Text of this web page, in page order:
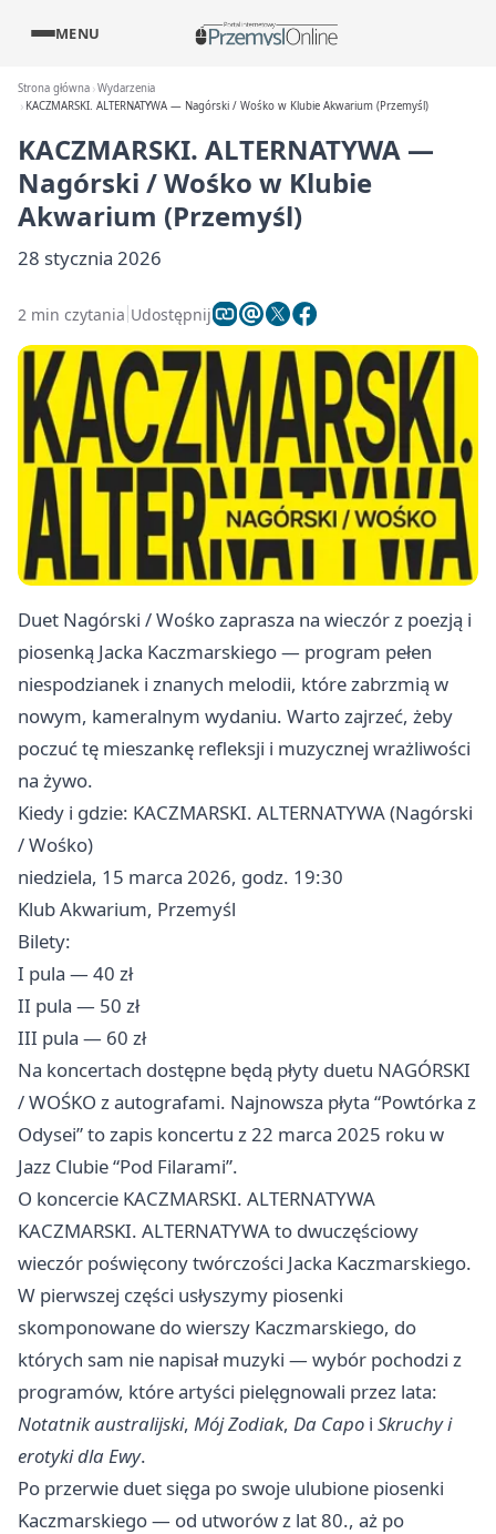
MENU
Strona główna Wydarzenia
KACZMARSKI. ALTERNATYWA — Nagórski / Wośko w Klubie Akwarium (Przemyśl)
KACZMARSKI. ALTERNATYWA —
Nagórski / Wośko w Klubie
Akwarium (Przemyśl)
28 stycznia 2026
2 min czytania Udostępnij
Duet Nagórski / Wośko zaprasza na wieczór z poezją i
piosenką Jacka Kaczmarskiego — program pełen
niespodzianek i znanych melodii, które zabrzmią w
nowym, kameralnym wydaniu. Warto zajrzeć, żeby
poczuć tę mieszankę refleksji i muzycznej wrażliwości
na żywo.
Kiedy i gdzie: KACZMARSKI. ALTERNATYWA (Nagórski
/ Wośko)
niedziela, 15 marca 2026, godz. 19:30
Klub Akwarium, Przemyśl
Bilety:
I pula — 40 zł
II pula — 50 zł
III pula — 60 zł
Na koncertach dostępne będą płyty duetu NAGÓRSKI
/ WOŚKO z autografami. Najnowsza płyta “Powtórka z
Odysei” to zapis koncertu z 22 marca 2025 roku w
Jazz Clubie “Pod Filarami”.
O koncercie KACZMARSKI. ALTERNATYWA
KACZMARSKI. ALTERNATYWA to dwuczęściowy
wieczór poświęcony twórczości Jacka Kaczmarskiego.
W pierwszej części usłyszymy piosenki
skomponowane do wierszy Kaczmarskiego, do
których sam nie napisał muzyki — wybór pochodzi z
programów, które artyści pielęgnowali przez lata:
Notatnik australijski, Mój Zodiak, Da Capo i Skruchy i
erotyki dla Ewy.
Po przerwie duet sięga po swoje ulubione piosenki
Kaczmarskiego — od utworów z lat 80., aż po